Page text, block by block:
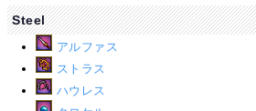
Steel
アルファス
ストラス
ハウレス